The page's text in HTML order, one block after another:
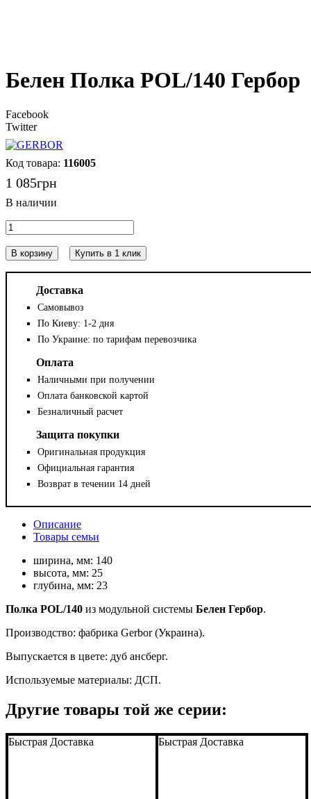
Белен Полка POL/140 Гербор
Facebook
Twitter
116005
1 085грн
В корзину Купить в 1 клик
Доставка
Самовывоз
По Киеву: 1-2 дня
По Украине: по тарифам перевозчика
Оплата
Наличными при получении
Оплата банковской картой
Безналичный расчет
Защита покупки
Оригинальная продукция
Официальная гарантия
Возврат в течении 14 дней
Описание
Товары семьи
ширина, мм: 140
высота, мм: 25
глубина, мм: 23
Полка POL/140 из модульной системы Белен Гербор.
Производство: фабрика Gerbor (Украина).
Выпускается в цвете: дуб ансберг.
Используемые материалы: ДСП.
Другие товары той же серии:
Быстрая Доставка Быстрая Доставка